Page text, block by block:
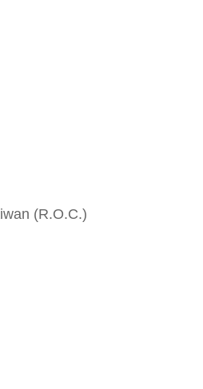
(R.O.C.)